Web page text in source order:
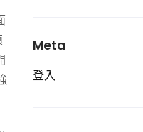
Meta
登入